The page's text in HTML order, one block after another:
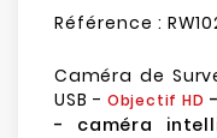
Référence :
Caméra de
USB - Objectif HD -
- caméra